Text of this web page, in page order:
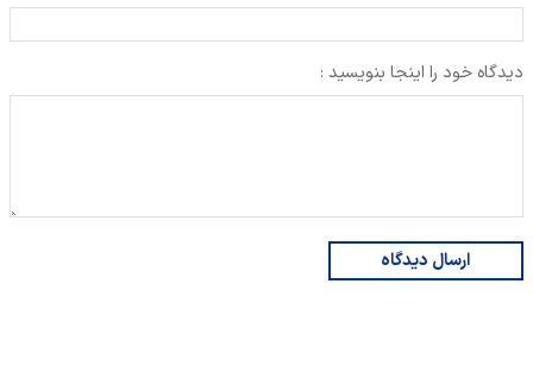
دیدگاه خود را اینجا بنویسید :
ارسال دیدگاه